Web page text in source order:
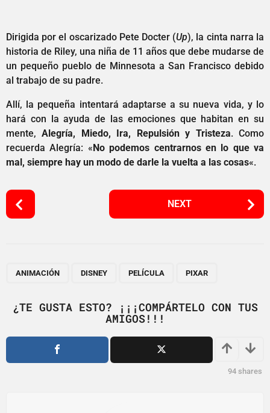
Dirigida por el oscarizado Pete Docter (Up), la cinta narra la
historia de Riley, una niña de 11 años que debe mudarse de
un pequeño pueblo de Minnesota a San Francisco debido
al trabajo de su padre.
Allí, la pequeña intentará adaptarse a su nueva vida, y lo
hará con la ayuda de las emociones que habitan en su
mente,Alegría, Miedo, Ira, Repulsión y Tristeza. Como
recuerda Alegría: « No podemos centrarnos en lo que va
mal, siempre hay un modo de darle la vuelta a las cosas«.
P
o
a
NEXT
ANIMACIÓN DISNEY PELÍCULA PIXAR
¿TE GUSTA ESTO? ¡¡¡COMPÁRTELO CON TUS
AMIGOS!!!
94 shares